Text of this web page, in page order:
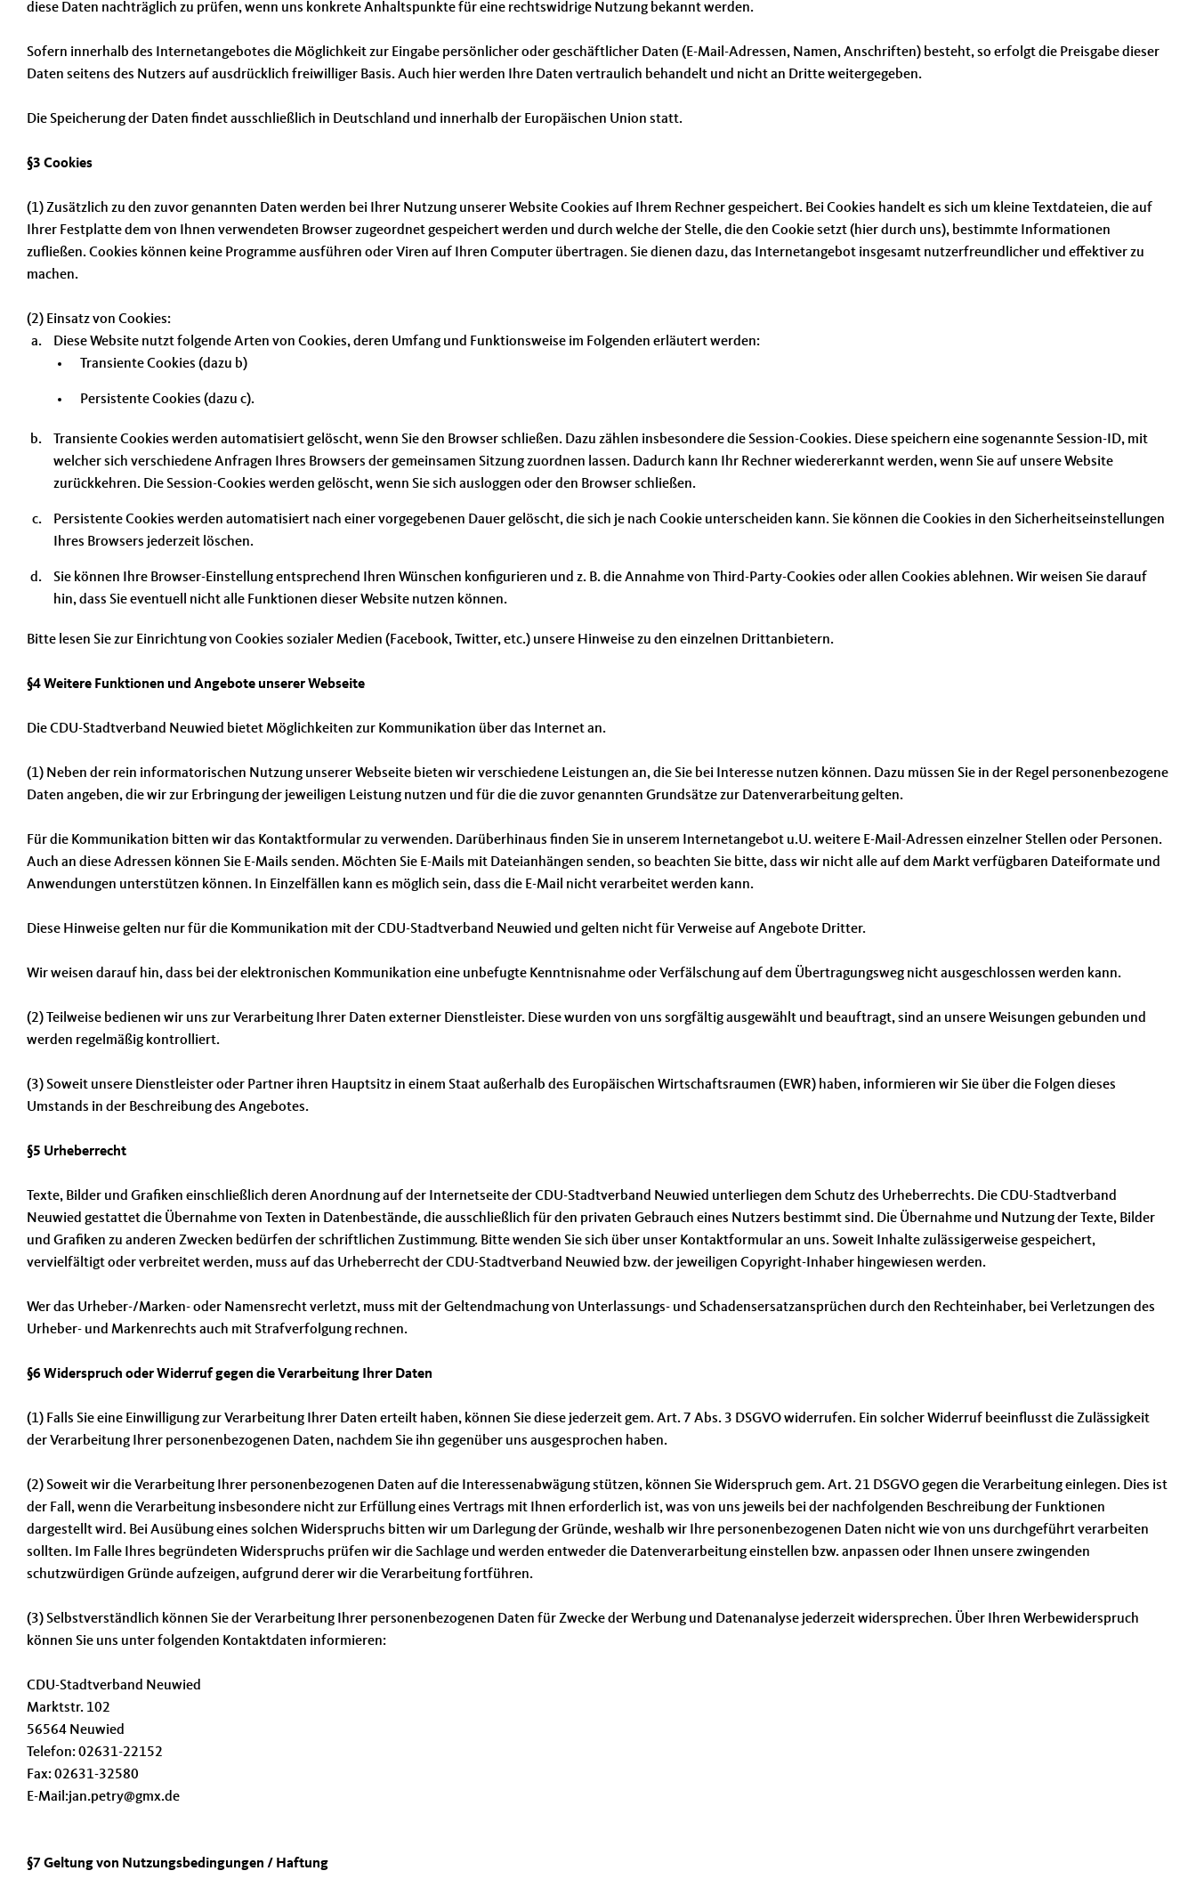
diese Daten nachträglich zu prüfen, wenn uns konkrete Anhaltspunkte für eine rechtswidrige Nutzung bekannt werden.
Sofern innerhalb des Internetangebotes die Möglichkeit zur Eingabe persönlicher oder geschäftlicher Daten (E-Mail-Adressen, Namen, Anschriften) besteht, so erfolgt die Preisgabe dieser
Daten seitens des Nutzers auf ausdrücklich freiwilliger Basis. Auch hier werden Ihre Daten vertraulich behandelt und nicht an Dritte weitergegeben.
Die Speicherung der Daten findet ausschließlich in Deutschland und innerhalb der Europäischen Union statt.
§3 Cookies
(1) Zusätzlich zu den zuvor genannten Daten werden bei Ihrer Nutzung unserer Website Cookies auf Ihrem Rechner gespeichert. Bei Cookies handelt es sich um kleine Textdateien, die auf
Ihrer Festplatte dem von Ihnen verwendeten Browser zugeordnet gespeichert werden und durch welche der Stelle, die den Cookie setzt (hier durch uns), bestimmte Informationen
zufließen. Cookies können keine Programme ausführen oder Viren auf Ihren Computer übertragen. Sie dienen dazu, das Internetangebot insgesamt nutzerfreundlicher und effektiver zu
machen.
(2) Einsatz von Cookies:
Diese Website nutzt folgende Arten von Cookies, deren Umfang und Funktionsweise im Folgenden erläutert werden:
Transiente Cookies (dazu b)
Persistente Cookies (dazu c).
Transiente Cookies werden automatisiert gelöscht, wenn Sie den Browser schließen. Dazu zählen insbesondere die Session-Cookies. Diese speichern eine sogenannte Session-ID, mit
welcher sich verschiedene Anfragen Ihres Browsers der gemeinsamen Sitzung zuordnen lassen. Dadurch kann Ihr Rechner wiedererkannt werden, wenn Sie auf unsere Website
zurückkehren. Die Session-Cookies werden gelöscht, wenn Sie sich ausloggen oder den Browser schließen.
Persistente Cookies werden automatisiert nach einer vorgegebenen Dauer gelöscht, die sich je nach Cookie unterscheiden kann. Sie können die Cookies in den Sicherheitseinstellungen
Ihres Browsers jederzeit löschen.
Sie können Ihre Browser-Einstellung entsprechend Ihren Wünschen konfigurieren und z. B. die Annahme von Third-Party-Cookies oder allen Cookies ablehnen. Wir weisen Sie darauf
hin, dass Sie eventuell nicht alle Funktionen dieser Website nutzen können.
Bitte lesen Sie zur Einrichtung von Cookies sozialer Medien (Facebook, Twitter, etc.) unsere Hinweise zu den einzelnen Drittanbietern.
§4 Weitere Funktionen und Angebote unserer Webseite
Die CDU-Stadtverband Neuwied bietet Möglichkeiten zur Kommunikation über das Internet an.
(1) Neben der rein informatorischen Nutzung unserer Webseite bieten wir verschiedene Leistungen an, die Sie bei Interesse nutzen können. Dazu müssen Sie in der Regel personenbezogene
Daten angeben, die wir zur Erbringung der jeweiligen Leistung nutzen und für die die zuvor genannten Grundsätze zur Datenverarbeitung gelten.
Für die Kommunikation bitten wir das Kontaktformular zu verwenden. Darüberhinaus finden Sie in unserem Internetangebot u.U. weitere E-Mail-Adressen einzelner Stellen oder Personen.
Auch an diese Adressen können Sie E-Mails senden. Möchten Sie E-Mails mit Dateianhängen senden, so beachten Sie bitte, dass wir nicht alle auf dem Markt verfügbaren Dateiformate und
Anwendungen unterstützen können. In Einzelfällen kann es möglich sein, dass die E-Mail nicht verarbeitet werden kann.
Diese Hinweise gelten nur für die Kommunikation mit der CDU-Stadtverband Neuwied und gelten nicht für Verweise auf Angebote Dritter.
Wir weisen darauf hin, dass bei der elektronischen Kommunikation eine unbefugte Kenntnisnahme oder Verfälschung auf dem Übertragungsweg nicht ausgeschlossen werden kann.
(2) Teilweise bedienen wir uns zur Verarbeitung Ihrer Daten externer Dienstleister. Diese wurden von uns sorgfältig ausgewählt und beauftragt, sind an unsere Weisungen gebunden und
werden regelmäßig kontrolliert.
(3) Soweit unsere Dienstleister oder Partner ihren Hauptsitz in einem Staat außerhalb des Europäischen Wirtschaftsraumen (EWR) haben, informieren wir Sie über die Folgen dieses
Umstands in der Beschreibung des Angebotes.
§5 Urheberrecht
Texte, Bilder und Grafiken einschließlich deren Anordnung auf der Internetseite der CDU-Stadtverband Neuwied unterliegen dem Schutz des Urheberrechts. Die CDU-Stadtverband
Neuwied gestattet die Übernahme von Texten in Datenbestände, die ausschließlich für den privaten Gebrauch eines Nutzers bestimmt sind. Die Übernahme und Nutzung der Texte, Bilder
und Grafiken zu anderen Zwecken bedürfen der schriftlichen Zustimmung. Bitte wenden Sie sich über unser Kontaktformular an uns. Soweit Inhalte zulässigerweise gespeichert,
vervielfältigt oder verbreitet werden, muss auf das Urheberrecht der CDU-Stadtverband Neuwied bzw. der jeweiligen Copyright-Inhaber hingewiesen werden.
Wer das Urheber-/Marken- oder Namensrecht verletzt, muss mit der Geltendmachung von Unterlassungs- und Schadensersatzansprüchen durch den Rechteinhaber, bei Verletzungen des
Urheber- und Markenrechts auch mit Strafverfolgung rechnen.
§6 Widerspruch oder Widerruf gegen die Verarbeitung Ihrer Daten
(1) Falls Sie eine Einwilligung zur Verarbeitung Ihrer Daten erteilt haben, können Sie diese jederzeit gem. Art. 7 Abs. 3 DSGVO widerrufen. Ein solcher Widerruf beeinflusst die Zulässigkeit
der Verarbeitung Ihrer personenbezogenen Daten, nachdem Sie ihn gegenüber uns ausgesprochen haben.
(2) Soweit wir die Verarbeitung Ihrer personenbezogenen Daten auf die Interessenabwägung stützen, können Sie Widerspruch gem. Art. 21 DSGVO gegen die Verarbeitung einlegen. Dies ist
der Fall, wenn die Verarbeitung insbesondere nicht zur Erfüllung eines Vertrags mit Ihnen erforderlich ist, was von uns jeweils bei der nachfolgenden Beschreibung der Funktionen
dargestellt wird. Bei Ausübung eines solchen Widerspruchs bitten wir um Darlegung der Gründe, weshalb wir Ihre personenbezogenen Daten nicht wie von uns durchgeführt verarbeiten
sollten. Im Falle Ihres begründeten Widerspruchs prüfen wir die Sachlage und werden entweder die Datenverarbeitung einstellen bzw. anpassen oder Ihnen unsere zwingenden
schutzwürdigen Gründe aufzeigen, aufgrund derer wir die Verarbeitung fortführen.
(3) Selbstverständlich können Sie der Verarbeitung Ihrer personenbezogenen Daten für Zwecke der Werbung und Datenanalyse jederzeit widersprechen. Über Ihren Werbewiderspruch
können Sie uns unter folgenden Kontaktdaten informieren:
CDU-Stadtverband Neuwied
Marktstr. 102
56564 Neuwied
Telefon: 02631-22152
Fax: 02631-32580
E-Mail:jan.petry@gmx.de
§7 Geltung von Nutzungsbedingungen / Haftung